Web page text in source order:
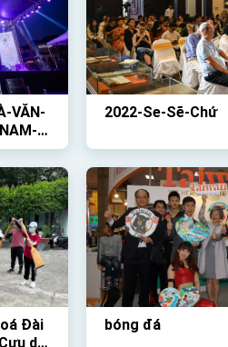
VĂN-
2022-Se-Sẽ-Chứ
Đài
du
bóng đá